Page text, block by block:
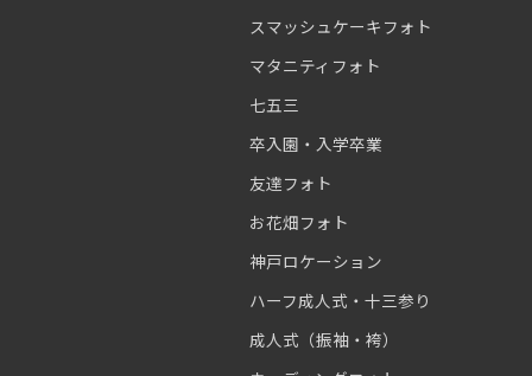
スマッシュケーキフォト
マタニティフォト
七五三
卒入園・入学卒業
友達フォト
お花畑フォト
神戸ロケーション
ハーフ成人式・十三参り
成人式（振袖・袴）